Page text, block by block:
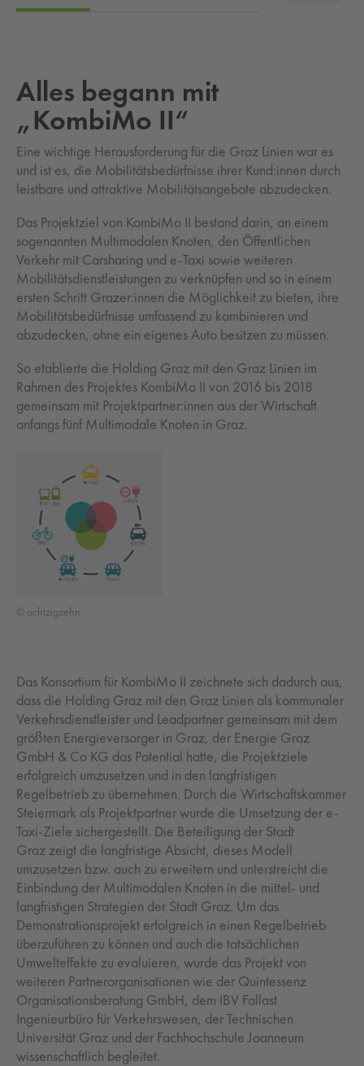
Alles begann mit
„KombiMo II“
Eine wichtige Herausforderung für die Graz Linien war es
und ist es, die Mobilitätsbedürfnisse ihrer Kund:innen durch
leistbare und attraktive Mobilitätsangebote abzudecken.
Das Projektziel von KombiMo II bestand darin, an einem
sogenannten Multimodalen Knoten, den Öffentlichen
Verkehr mit Carsharing und e-Taxi sowie weiteren
Mobilitätsdienstleistungen zu verknüpfen und so in einem
ersten Schritt Grazer:innen die Möglichkeit zu bieten, ihre
Mobilitätsbedürfnisse umfassend zu kombinieren und
abzudecken, ohne ein eigenes Auto besitzen zu müssen.
So etablierte die Holding Graz mit den Graz Linien im
Rahmen des Projektes KombiMo II von 2016 bis 2018
gemeinsam mit Projektpartner:innen aus der Wirtschaft
anfangs fünf Multimodale Knoten in Graz.
© achtzigzehn
Das Konsortium für KombiMo II zeichnete sich dadurch aus,
dass die Holding Graz mit den Graz Linien als kommunaler
Verkehrsdienstleister und Leadpartner gemeinsam mit dem
größten Energieversorger in Graz, der Energie Graz
GmbH & Co KG das Potential hatte, die Projektziele
erfolgreich umzusetzen und in den langfristigen
Regelbetrieb zu übernehmen. Durch die Wirtschaftskammer
Steiermark als Projektpartner wurde die Umsetzung der e-
Taxi-Ziele sichergestellt. Die Beteiligung der Stadt
Graz zeigt die langfristige Absicht, dieses Modell
umzusetzen bzw. auch zu erweitern und unterstreicht die
Einbindung der Multimodalen Knoten in die mittel- und
langfristigen Strategien der Stadt Graz. Um das
Demonstrationsprojekt erfolgreich in einen Regelbetrieb
überzuführen zu können und auch die tatsächlichen
Umwelteffekte zu evaluieren, wurde das Projekt von
weiteren Partnerorganisationen wie der Quintessenz
Organisationsberatung GmbH, dem IBV Fallast
Ingenieurbüro für Verkehrswesen, der Technischen
Universität Graz und der Fachhochschule Joanneum
wissenschaftlich begleitet.